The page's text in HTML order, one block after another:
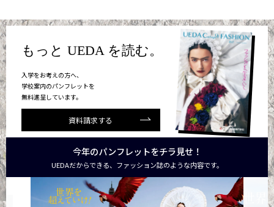
もっと UEDA を読む。
入学をお考えの方へ、
学校案内のパンフレットを
無料進呈しています。
資料請求する
今年のパンフレットをチラ見せ！
UEDAだからできる、ファッション誌のような内容です。